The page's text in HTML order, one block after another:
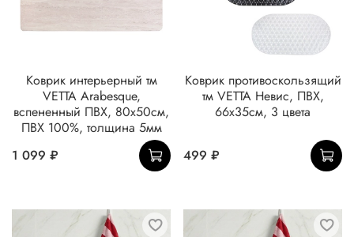
Коврик интерьерный тм
VETTA Arabesque,
вспененный ПВХ, 80x50см,
ПВХ 100%, толщина 5мм
1 099 ₽
Коврик противоскользящий
тм VETTA Невис, ПВХ,
66x35см, 3 цвета
499 ₽